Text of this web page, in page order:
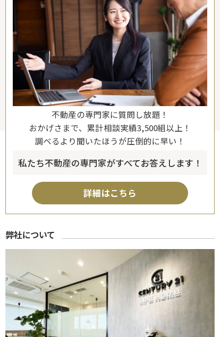
不動産の専門家に質問し放題！
おかげさまで、累計相談実績3,500組以上！
調べるより聞いたほうが圧倒的に早い！
私たち不動産の専門家がすべてお答えします！
詳細はこちら
弊社について